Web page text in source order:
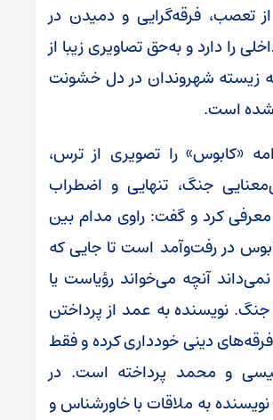
تعصب، فرقه‌گرایی و دمیدن در
را دارد و به‌حق تصاویری زیبا از
زیسته شهروندان در دل خشونت
است.
«کابوس» را تصویری از ترس،
جنگ، تنهایی و اضطراب
کرد و گفت: راوی مدام بین
در رفت‌وآمد است تا جایی که
نمی‌داند آنچه می‌خواند رؤیاست یا
نویسنده به عمد از پرداختن
دینی خودداری کرده و فقط
و محمد پرداخته است. در
۱۴۸، نویسنده به ملاقات با خاورشناس و